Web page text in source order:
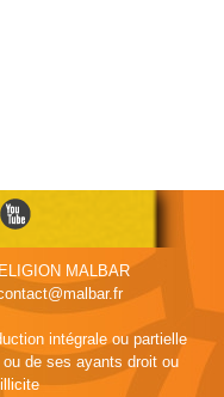
MALBAR
intégrale ou partielle
de ses ayants droit ou